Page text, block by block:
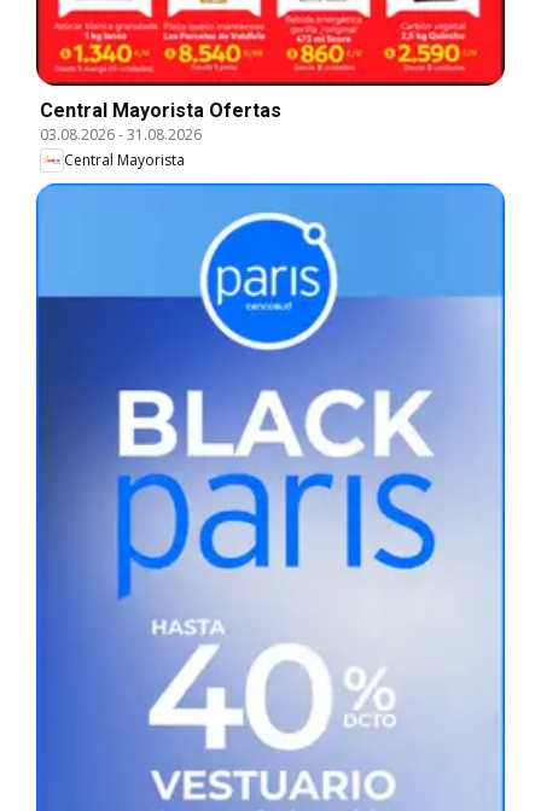
Central Mayorista Ofertas
03.08.2026-31.08.2026
Central Mayorista